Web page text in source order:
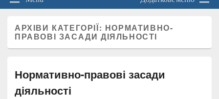
АРХІВИ КАТЕГОРІЇ: НОРМАТИВНО-
ПРАВОВІ ЗАСАДИ ДІЯЛЬНОСТІ
Нормативно-правові засади
діяльності